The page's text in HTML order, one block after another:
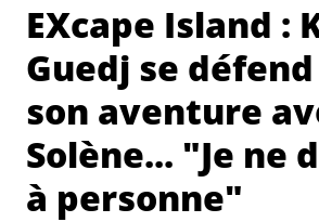
EXcape Island :
Guedj se
son aventure
Solène... "Je ne
à personne"